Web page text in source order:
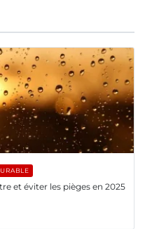
et éviter les pièges en 2025